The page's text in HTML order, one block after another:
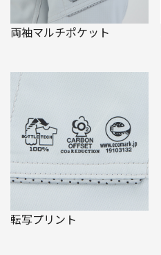
両袖マルチポケット
転写プリント